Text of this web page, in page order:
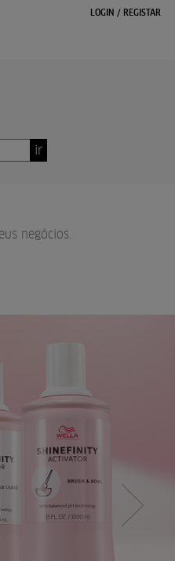
LOGIN / REGISTAR
ir
negócios.